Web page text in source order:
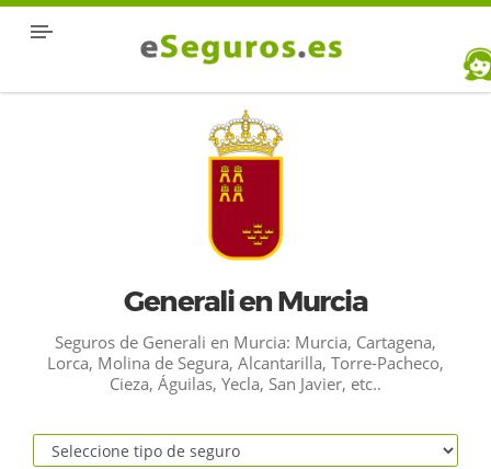
Generali en Murcia
Seguros de Generali en Murcia: Murcia, Cartagena,
Lorca, Molina de Segura, Alcantarilla, Torre-Pacheco,
Cieza, Águilas, Yecla, San Javier, etc..